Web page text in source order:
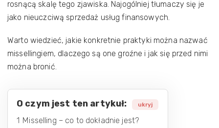
rosnącą skalę tego zjawiska. Najogólniej tłumaczy się je
jako nieuczciwą sprzedaż usług finansowych.
Warto wiedzieć, jakie konkretnie praktyki można nazwać
missellingiem, dlaczego są one groźne i jak się przed nimi
można bronić.
O czym jest ten artykuł: ukryj
1 Misselling – co to dokładnie jest?